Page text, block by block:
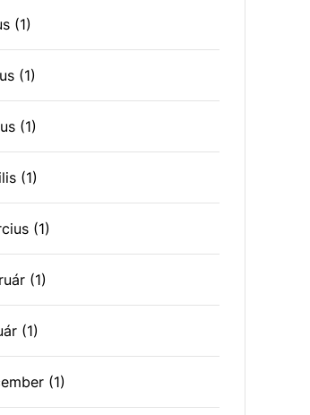
(1)
(1)
(1)
(1)
(1)
(1)
(1)
(1)